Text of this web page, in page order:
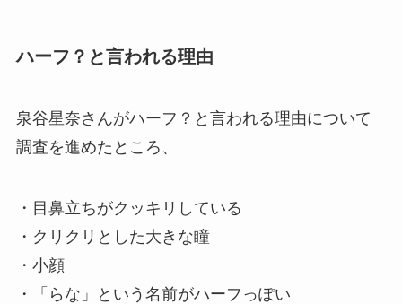
ハーフ？と言われる理由
泉谷星奈さんがハーフ？と言われる理由について
調査を進めたところ、
・目鼻立ちがクッキリしている
・クリクリとした大きな瞳
・小顔
・「らな」という名前がハーフっぽい